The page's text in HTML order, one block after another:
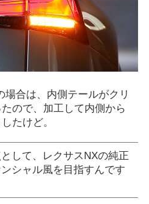
場合は、内側テールがクリ
ので、加工して内側から
たけど。
して、レクサスNXの純正
シャル風を目指すんです